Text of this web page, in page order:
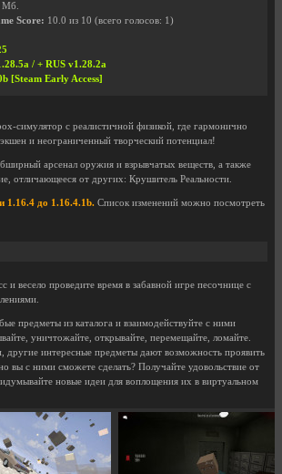
Мб.
Score: 10.0 из 10 (всего голосов: 1)
/ + RUS v1.28.2a
[Steam Early Access]
симулятор с реалистичной физикой, где гармонично
и неограниченный творческий потенциал!
арсенал оружия и взрывчатых веществ, а также
отличающееся от других: Крушитель Реальности.
1.16.4 до 1.16.4.1b. Список изменений можно посмотреть
и весело проведите время в забавной игре песочнице с
предметы из каталога и взаимодействуйте с ними
уничтожайте, открывайте, перемещайте, ломайте.
другие интересные предметы дают возможность проявить
вы с ними сможете сделать? Получайте удовольствие от
новые идеи для воплощения их в виртуальном